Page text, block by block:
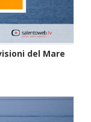
del Mare